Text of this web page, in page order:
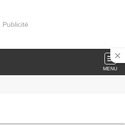
Publicité
MENU